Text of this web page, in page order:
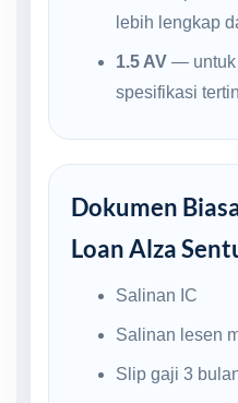
lebih lengkap
1.5 AV— untuk
spesifikasi
Dokumen
Loan Alza
Salinan IC
Salinan lesen
Slip gaji 3